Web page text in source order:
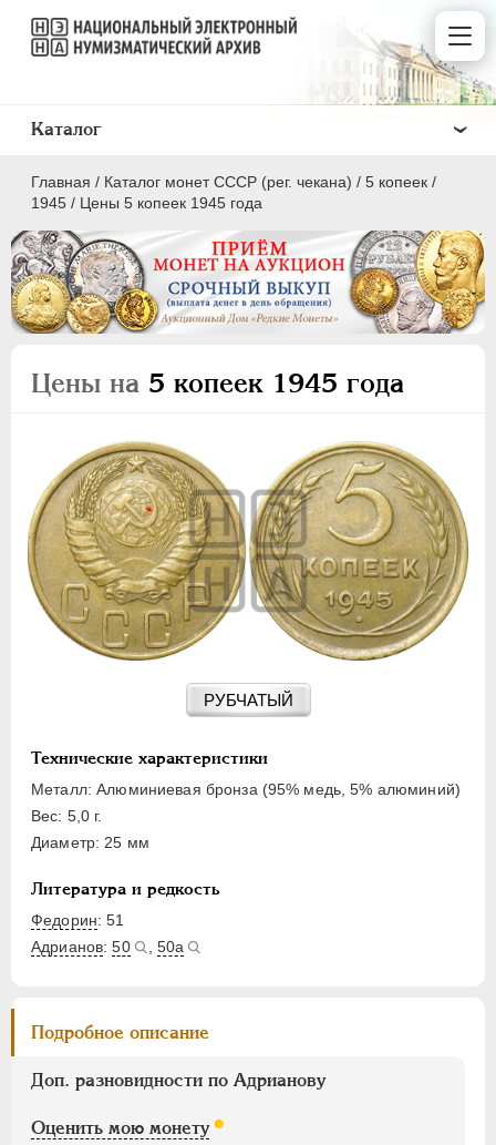
Главная / Каталог монет СССР (рег. чекана) / 5 копеек /
1945 / Цены 5 копеек 1945 года
Цены на 5 копеек 1945 года
РУБЧАТЫЙ
Технические характеристики
Металл: Алюминиевая бронза (95% медь, 5% алюминий)
Вес: 5,0 г.
Диаметр: 25 мм
Литература и редкость
Федорин: 51
Адрианов:50 50а
Подробное описание
Доп. разновидности по Адрианову
Оценить мою монету
Каталог
ПОЛКОПЕЙКИ
2 КОПЕЙКИ
5 КОПЕЕК
10 КОПЕЕК
15 КОПЕЕК
20 КОПЕЕК
50 КОПЕЕК
ПОЛТИННИК
1 РУБЛЬ
10 РУБЛЕЙ
ЧЕРВОНЕЦ